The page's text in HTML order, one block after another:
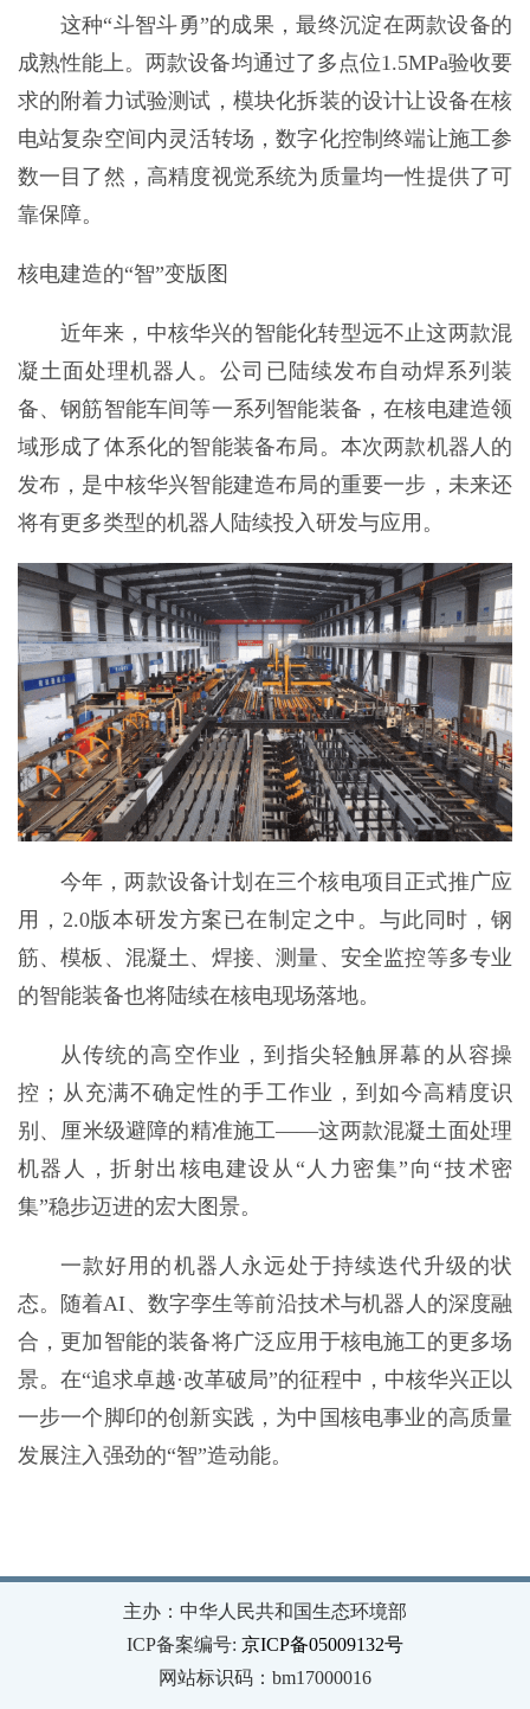
这种“斗智斗勇”的成果，最终沉淀在两款设备的
成熟性能上。两款设备均通过了多点位1.5MPa验收要
求的附着力试验测试，模块化拆装的设计让设备在核
电站复杂空间内灵活转场，数字化控制终端让施工参
数一目了然，高精度视觉系统为质量均一性提供了可
靠保障。
核电建造的“智”变版图
近年来，中核华兴的智能化转型远不止这两款混
凝土面处理机器人。公司已陆续发布自动焊系列装
备、钢筋智能车间等一系列智能装备，在核电建造领
域形成了体系化的智能装备布局。本次两款机器人的
发布，是中核华兴智能建造布局的重要一步，未来还
将有更多类型的机器人陆续投入研发与应用。
今年，两款设备计划在三个核电项目正式推广应
用，2.0版本研发方案已在制定之中。与此同时，钢
筋、模板、混凝土、焊接、测量、安全监控等多专业
的智能装备也将陆续在核电现场落地。
从传统的高空作业，到指尖轻触屏幕的从容操
控；从充满不确定性的手工作业，到如今高精度识
别、厘米级避障的精准施工——这两款混凝土面处理
机器人，折射出核电建设从“人力密集”向“技术密
集”稳步迈进的宏大图景。
一款好用的机器人永远处于持续迭代升级的状
态。随着AI、数字孪生等前沿技术与机器人的深度融
合，更加智能的装备将广泛应用于核电施工的更多场
景。在“追求卓越·改革破局”的征程中，中核华兴正以
一步一个脚印的创新实践，为中国核电事业的高质量
发展注入强劲的“智”造动能。
主办：中华人民共和国生态环境部
ICP备案编号: 京ICP备05009132号
网站标识码：bm17000016